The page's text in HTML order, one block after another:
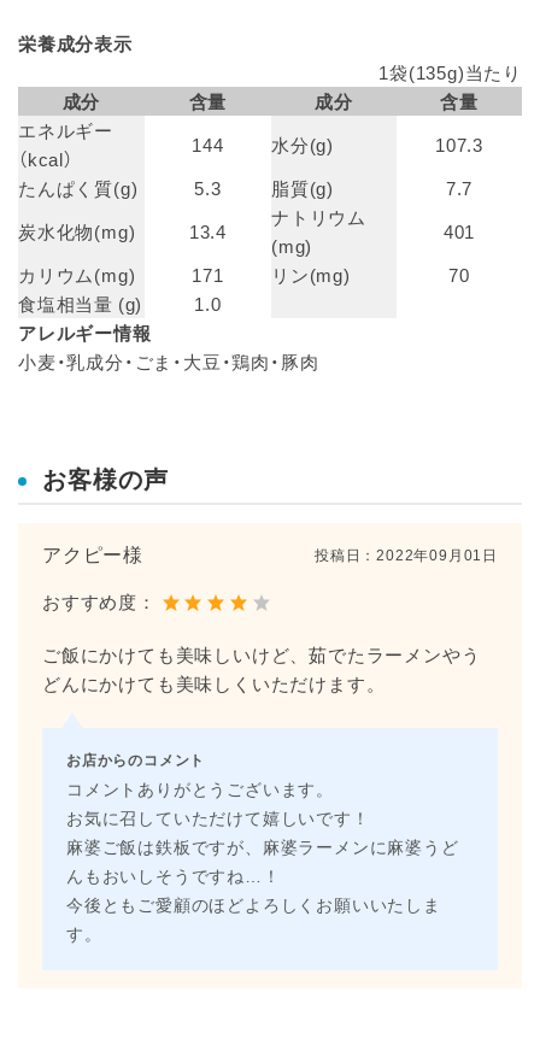
栄養成分表示
1袋(135g)当たり
成分
含量 成分
含量
エネルギー
（kcal）
144 水分(g)
107.3
たんぱく質(g)
5.3 脂質(g)
7.7
炭水化物(mg)
13.4
ナトリウム
(mg)
401
カリウム(mg)
171 リン(mg)
70
食塩相当量 (g)
1.0
アレルギー情報
小麦・乳成分・ごま・大豆・鶏肉・豚肉
お客様の声
アクピー様 投稿日：2022年09月01日
おすすめ度：
ご飯にかけても美味しいけど、茹でたラーメンやう
どんにかけても美味しくいただけます。
お店からのコメント
コメントありがとうございます。
お気に召していただけて嬉しいです！
麻婆ご飯は鉄板ですが、麻婆ラーメンに麻婆うど
んもおいしそうですね…！
今後ともご愛顧のほどよろしくお願いいたしま
す。